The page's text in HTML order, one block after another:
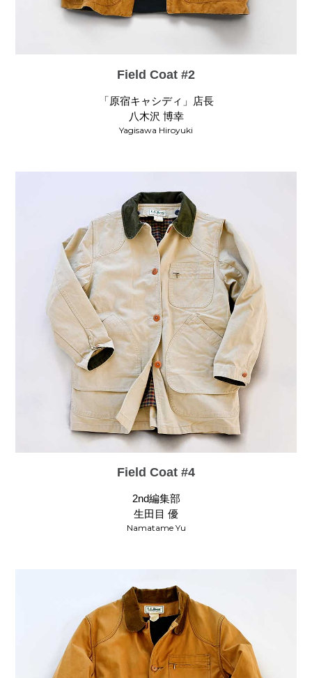
Field Coat #2
「原宿キャシディ」店長
八木沢 博幸
Yagisawa Hiroyuki
Field Coat #4
2nd編集部
生田目 優
Namatame Yu